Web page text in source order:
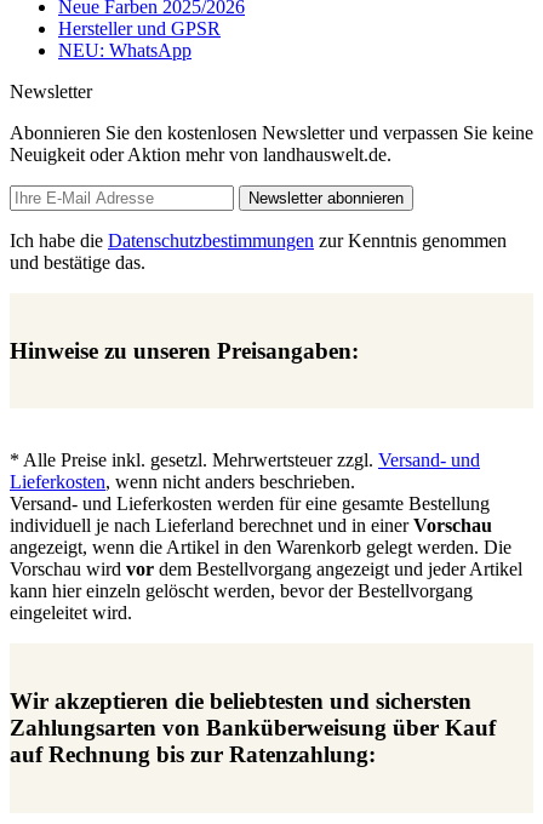
Neue Farben 2025/2026
Hersteller und GPSR
NEU: WhatsApp
Newsletter
Abonnieren Sie den kostenlosen Newsletter und verpassen Sie keine
Neuigkeit oder Aktion mehr von landhauswelt.de.
Newsletter abonnieren
Ich habe die Datenschutzbestimmungen zur Kenntnis genommen
und bestätige das.
Hinweise zu unseren Preisangaben:
* Alle Preise inkl. gesetzl. Mehrwertsteuer zzgl. Versand- und
Lieferkosten, wenn nicht anders beschrieben.
Versand- und Lieferkosten werden für eine gesamte Bestellung
individuell je nach Lieferland berechnet und in einerVorschau
angezeigt, wenn die Artikel in den Warenkorb gelegt werden. Die
Vorschau wird vor dem Bestellvorgang angezeigt und jeder Artikel
kann hier einzeln gelöscht werden, bevor der Bestellvorgang
eingeleitet wird.
Wir akzeptieren die beliebtesten und sichersten
Zahlungsarten von Banküberweisung über Kauf
auf Rechnung bis zur Ratenzahlung: